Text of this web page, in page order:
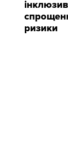
ризики